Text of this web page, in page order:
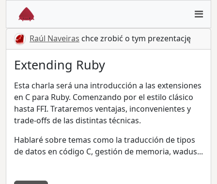
Raúl Naveiras chce zrobić o tym prezentację
Extending Ruby
Esta charla será una introducción a las extensiones
en C para Ruby. Comenzando por el estilo clásico
hasta FFI. Trataremos ventajas, inconvenientes y
trade-offs de las distintas técnicas.
Hablaré sobre temas como la traducción de tipos
de datos en código C, gestión de memoria, wadus...